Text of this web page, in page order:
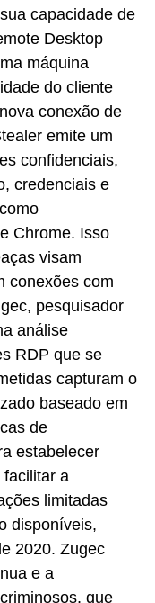
capacidade de
Desktop
máquina
do cliente
conexão de
emite um
confidenciais,
credenciais e
Chrome. Isso
visam
conexões com
pesquisador
análise
RDP que se
capturam o
baseado em
de
estabelecer
facilitar a
limitadas
disponíveis,
2020. Zugec
e a
que